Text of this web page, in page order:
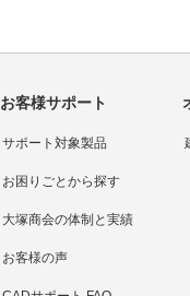
お客様サポート
サポート対象製品
お困りごとから探す
大塚商会の体制と実績
お客様の声